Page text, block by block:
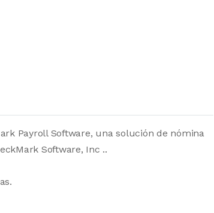
Payroll Software, una solución de nómina
Software, Inc ..